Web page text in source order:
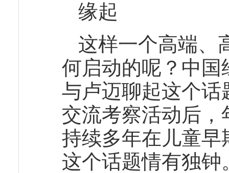
缘起
这样一个高端、
何启动的呢？中
与卢迈聊起这个
交流考察活动后
持续多年在儿童
这个话题情有独钟